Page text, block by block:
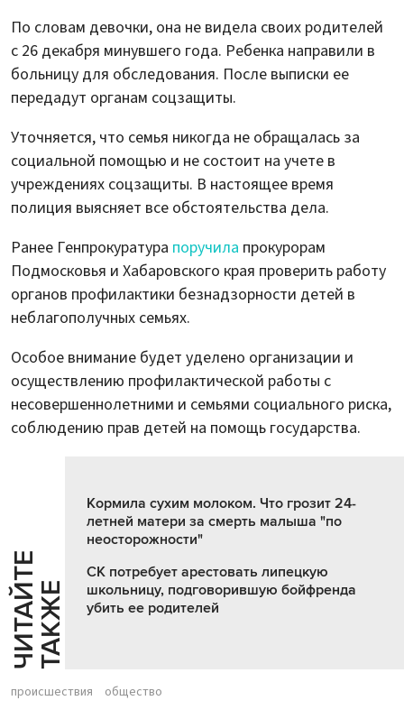
По словам девочки, она не видела своих родителей
с 26 декабря минувшего года. Ребенка направили в
больницу для обследования. После выписки ее
передадут органам соцзащиты.
Уточняется, что семья никогда не обращалась за
социальной помощью и не состоит на учете в
учреждениях соцзащиты. В настоящее время
полиция выясняет все обстоятельства дела.
Ранее Генпрокуратура поручила прокурорам
Подмосковья и Хабаровского края проверить работу
органов профилактики безнадзорности детей в
неблагополучных семьях.
Особое внимание будет уделено организации и
осуществлению профилактической работы с
несовершеннолетними и семьями социального риска,
соблюдению прав детей на помощь государства.
Ч
И
Т
АЙ
Т
Е
Т
А
К
ЖЕ
Кормила сухим молоком. Что грозит 24-
летней матери за смерть малыша "по
неосторожности"
СК потребует арестовать липецкую
школьницу, подговорившую бойфренда
убить ее родителей
происшествия общество